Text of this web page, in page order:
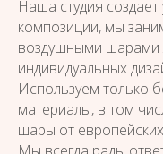
Наша студия
композиции, мы
воздушными шарами
индивидуальных
Используем только
материалы, в том
шары от